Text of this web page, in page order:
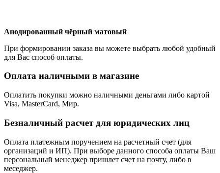
Анодированный чёрный матовый
При формировании заказа вы можете выбрать любой удобный
для Вас способ оплаты.
Оплата наличными в магазине
Оплатить покупки можно наличными деньгами либо картой
Visa, MasterCard, Мир.
Безналичный расчет для юридических лиц
Оплата платежным поручением на расчетный счет (для
организаций и ИП). При выборе данного способа оплаты Ваш
персональный менеджер пришлет счет на почту, либо в
меседжер.